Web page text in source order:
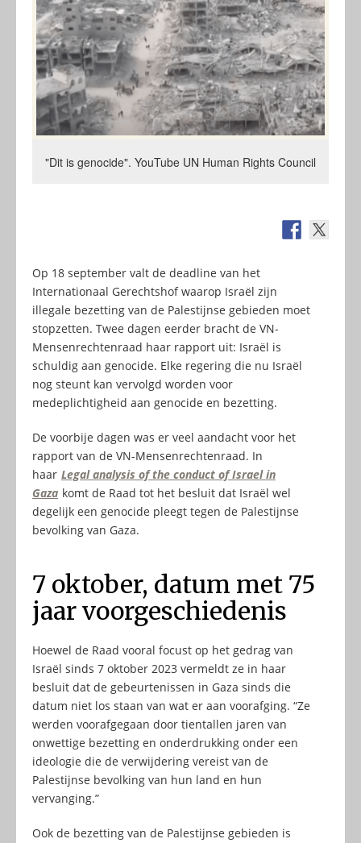
"Dit is genocide". YouTube UN Human Rights Council
Op 18 september valt de deadline van het
Internationaal Gerechtshof waarop Israël zijn
illegale bezetting van de Palestijnse gebieden moet
stopzetten. Twee dagen eerder bracht de VN-
Mensenrechtenraad haar rapport uit: Israël is
schuldig aan genocide. Elke regering die nu Israël
nog steunt kan vervolgd worden voor
medeplichtigheid aan genocide en bezetting.
De voorbije dagen was er veel aandacht voor het
rapport van de VN-Mensenrechtenraad. In
haar Legal analysis of the conduct of Israel in
Gaza komt de Raad tot het besluit dat Israël wel
degelijk een genocide pleegt tegen de Palestijnse
bevolking van Gaza.
7 oktober, datum met 75
jaar voorgeschiedenis
Hoewel de Raad vooral focust op het gedrag van
Israël sinds 7 oktober 2023 vermeldt ze in haar
besluit dat de gebeurtenissen in Gaza sinds die
datum niet los staan van wat er aan voorafging. “Ze
werden voorafgegaan door tientallen jaren van
onwettige bezetting en onderdrukking onder een
ideologie die de verwijdering vereist van de
Palestijnse bevolking van hun land en hun
vervanging.”
Ook de bezetting van de Palestijnse gebieden is